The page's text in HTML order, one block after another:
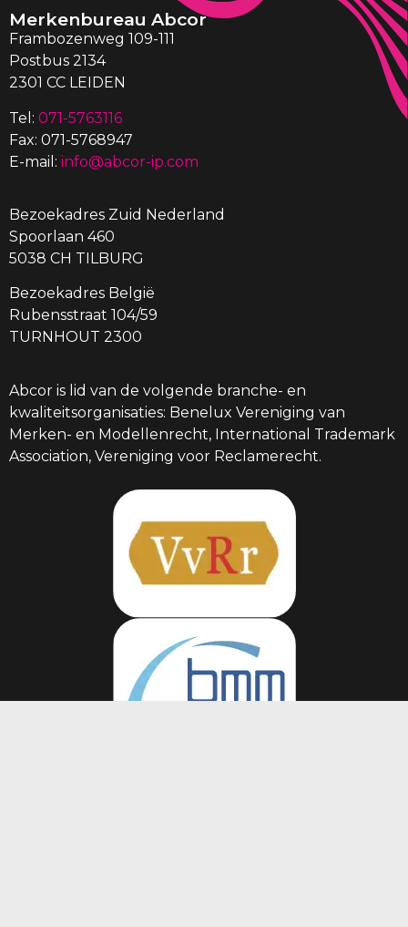
Merkenbureau Abcor
Frambozenweg 109-111
Postbus 2134
2301 CC LEIDEN
Tel: 071-5763116
Fax: 071-5768947
E-mail: info@abcor-ip.com
Bezoekadres Zuid Nederland
Spoorlaan 460
5038 CH TILBURG
Bezoekadres België
Rubensstraat 104/59
TURNHOUT 2300
Abcor is lid van de volgende branche- en
kwaliteitsorganisaties: Benelux Vereniging van
Merken- en Modellenrecht, International Trademark
Association, Vereniging voor Reclamerecht.